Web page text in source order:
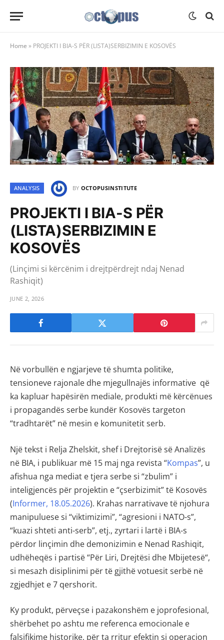
Home » PROJEKTI I BIA-S PËR (LISTA)SERBIZIMIN E KOSOVËS
ANALYSIS BY OCTOPUSINSTITUTE
PROJEKTI I BIA-S PËR
(LISTA)SERBIZIMIN E
KOSOVËS
(Linçimi si kërcënim i drejtpërdrejt ndaj Nenad
Rashiqit)
JUNE 2, 2026
Në vorbullën e ngjarjeve të shumta politike,
tensioneve rajonale dhe mjegullnajës informative që
ka kapluar hapësirën mediale, produkti më kërcënues
i propagandës serbe kundër Kosovës targeton
“tradhtarët” në mesin e komunitetit serb.
Një tekst i Relja Zhelskit, shef i Drejtorisë së Analizës
në BIA, i publikuar më 15 maj nga revista “Kompas”, u
afishua nga mediat e tjera serbe si “zbulim” i
inteligjencës për projektin e “çserbizimit” të Kosovës
(Informer, 18.05.2026). Krahas narrativave të njohura
manipuluese si “viktimizimi”, “agresioni i NATO-s”,
“kuazi shteti anti-serb”, etj., zyrtari i lartë i BIA-s
përdor linçimin dhe demonizimin e Nenad Rashiqit,
udhëheqës i partisë “Për Liri, Drejtësi dhe Mbijetesë“,
si mesazh disiplinimi për të gjithë votuesit serbë në
zgjedhjet e 7 qershorit.
Ky produkt, përveçse i pazakonshëm e joprofesional,
shërbehet po ashtu me referenca emocionale e
falsifikime historike, për ta rritur efektin si operacion